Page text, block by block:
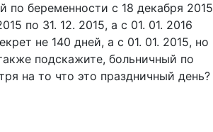
по беременности с 18 декабря 2015
по 31. 12. 2015, а с 01. 01. 2016
не 140 дней, а с 01. 01. 2015, но
подскажите, больничный по
на то что это праздничный день?